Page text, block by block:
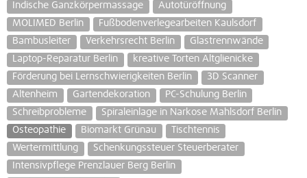
Indische Ganzkörpermassage
Autotüröffnung
MOLIMED Berlin
Fußbodenverlegearbeiten Kaulsdorf
Bambusleiter
Verkehrsrecht Berlin
Glastrennwände
Laptop-Reparatur Berlin
kreative Torten Altglienicke
Förderung bei Lernschwierigkeiten Berlin
3D Scanner
Altenheim
Gartendekoration
PC-Schulung Berlin
Schreibprobleme
Spiraleinlage in Narkose Mahlsdorf Berlin
Osteopathie
Biomarkt Grünau
Tischtennis
Wertermittlung
Schenkungssteuer Steuerberater
Intensivpflege Prenzlauer Berg Berlin